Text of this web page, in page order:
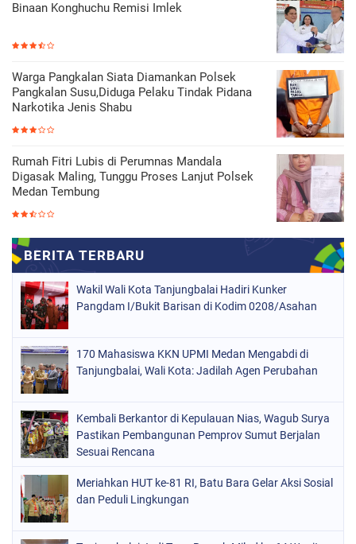
Binaan Konghuchu Remisi Imlek
Warga Pangkalan Siata Diamankan Polsek
Pangkalan Susu,Diduga Pelaku Tindak Pidana
Narkotika Jenis Shabu
Rumah Fitri Lubis di Perumnas Mandala
Digasak Maling, Tunggu Proses Lanjut Polsek
Medan Tembung
Wakil Wali Kota Tanjungbalai Hadiri Kunker
Pangdam I/Bukit Barisan di Kodim 0208/Asahan
170 Mahasiswa KKN UPMI Medan Mengabdi di
Tanjungbalai, Wali Kota: Jadilah Agen Perubahan
Kembali Berkantor di Kepulauan Nias, Wagub Surya
Pastikan Pembangunan Pemprov Sumut Berjalan
Sesuai Rencana
Meriahkan HUT ke-81 RI, Batu Bara Gelar Aksi Sosial
dan Peduli Lingkungan